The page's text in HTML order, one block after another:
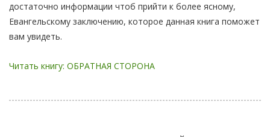
достаточно информации чтоб прийти к более ясному,
Евангельскому заключению, которое данная книга поможет
вам увидеть.
Читать книгу: ОБРАТНАЯ СТОРОНА